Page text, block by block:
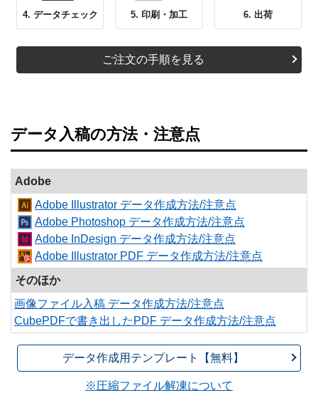
4. データチェック 5. 印刷・加工 6. 出荷
ご注文の手順を見る
データ入稿の方法・注意点
Adobe
Adobe Illustrator データ作成方法/注意点
Adobe Photoshop データ作成方法/注意点
Adobe InDesign データ作成方法/注意点
Adobe Illustrator PDF データ作成方法/注意点
そのほか
画像ファイル入稿 データ作成方法/注意点
CubePDFで書き出したPDF データ作成方法/注意点
データ作成用テンプレート【無料】
※圧縮ファイル解凍について